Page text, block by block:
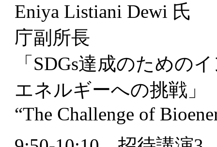
Eniya Listiani Dewi
庁副所長
「SDGs達成のための
エネルギーへの挑戦」
“The Challenge of